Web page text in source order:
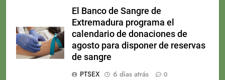
El Banco de Sangre de
Extremadura programa el
calendario de donaciones de
agosto para disponer de reservas
de sangre
PTSEX
6 días atrás 0